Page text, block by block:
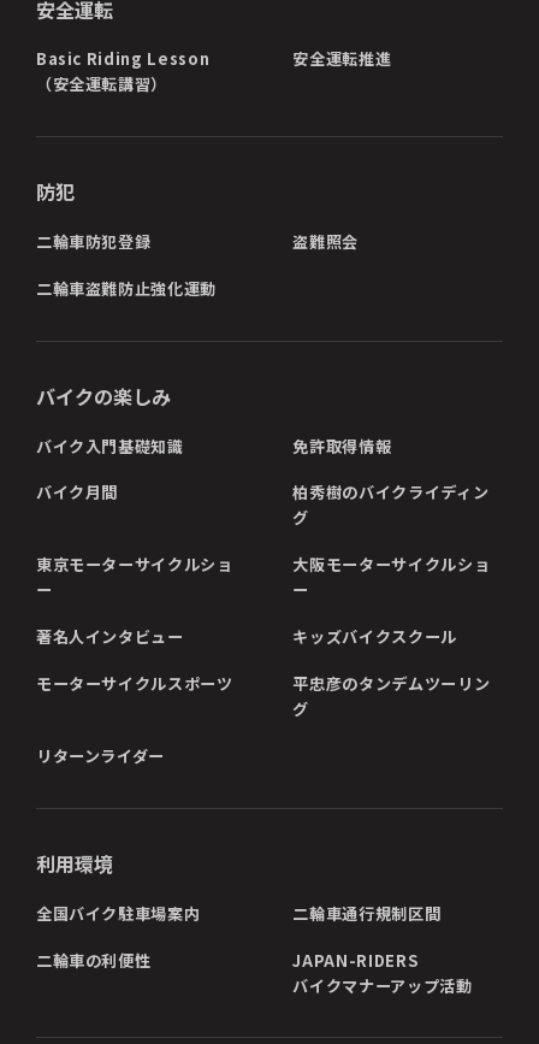
安全運転
Basic Riding Lesson
（安全運転講習）
安全運転推進
防犯
二輪車防犯登録 盗難照会
二輪車盗難防止強化運動
バイクの楽しみ
バイク入門基礎知識 免許取得情報
バイク月間
柏秀樹のバイクライディン
グ
東京モーターサイクルショ
ー
大阪モーターサイクルショ
ー
著名人インタビュー キッズバイクスクール
モーターサイクルスポーツ
平忠彦のタンデムツーリン
グ
リターンライダー
利用環境
全国バイク駐車場案内 二輪車通行規制区間
二輪車の利便性
JAPAN-RIDERS
バイクマナーアップ活動